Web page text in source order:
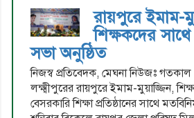
রায়পুরে ইমাম-
শিক্ষকদের
সভা অনুষ্ঠিত
নিজস্ব প্রতিবেদক, মেঘনা নিউজঃ
লক্ষ্মীপুরের রায়পুরে ইমাম-মুয়াজ্জিন,
বেসরকারি শিক্ষা প্রতিষ্ঠানের সাথে